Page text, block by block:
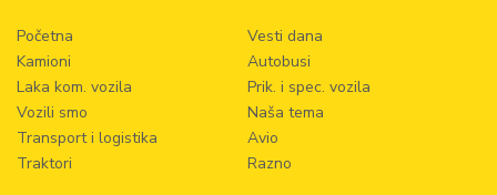
Početna
Vesti dana
Kamioni
Autobusi
Laka kom. vozila
Prik. i spec. vozila
Vozili smo
Naša tema
Transport i logistika
Avio
Traktori
Razno